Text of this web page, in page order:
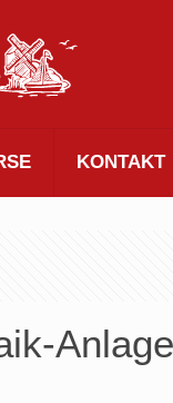
KONTAKT